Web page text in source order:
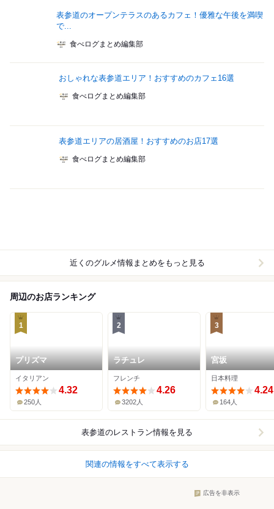
表参道のオープンテラスのあるカフェ！優雅な午後を満喫
で...
食べログまとめ編集部
おしゃれな表参道エリア！おすすめのカフェ16選
食べログまとめ編集部
表参道エリアの居酒屋！おすすめのお店17選
食べログまとめ編集部
近くのグルメ情報まとめをもっと見る
周辺のお店ランキング
1
プリズマ
イタリアン
4.32
250人
2
ラチュレ
フレンチ
4.26
3202人
3
宮坂
日本料理
4.24
164人
表参道のレストラン情報を見る
関連の情報をすべて表示する
広告を非表示